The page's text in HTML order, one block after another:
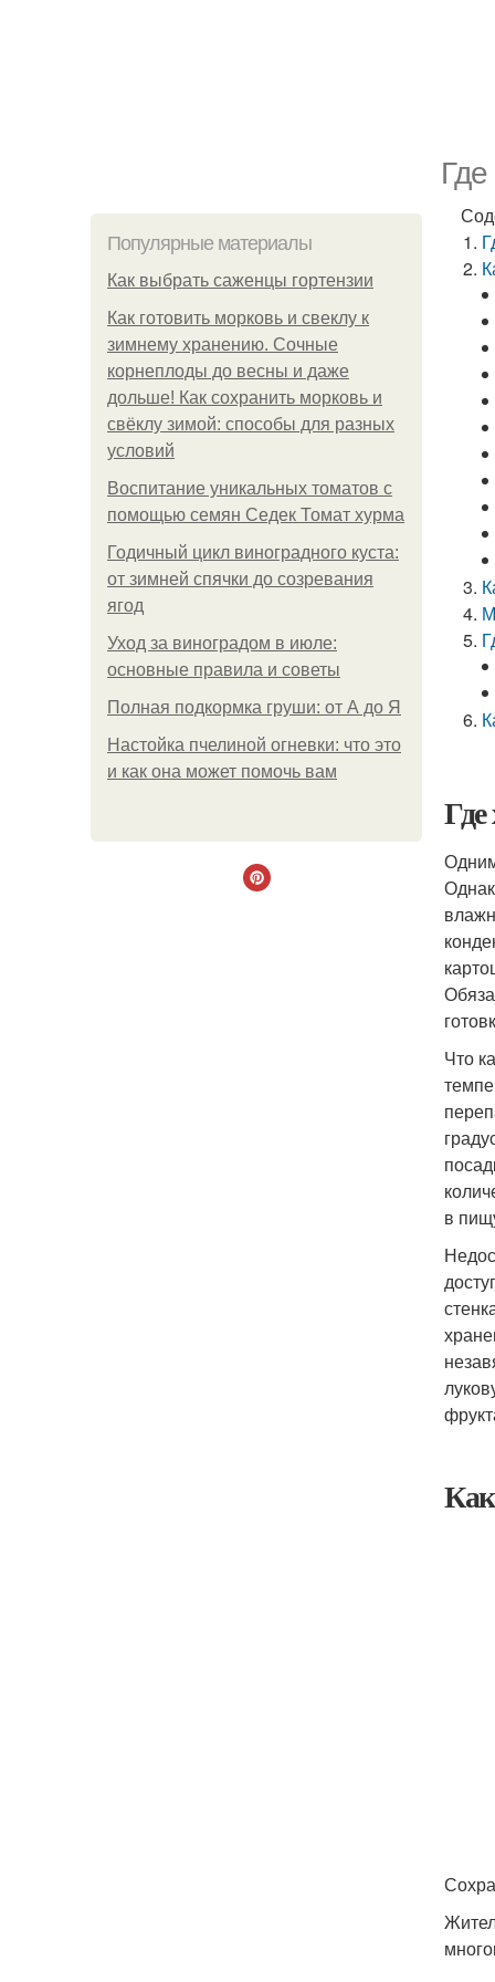
Популярные материалы
Как выбрать саженцы гортензии
Как готовить морковь и свеклу к
зимнему хранению. Сочные
корнеплоды до весны и даже
дольше! Как сохранить морковь и
свёклу зимой: способы для разных
условий
Воспитание уникальных томатов с
помощью семян Седек Томат хурма
Годичный цикл виноградного куста:
от зимней спячки до созревания
ягод
Уход за виноградом в июле:
основные правила и советы
Полная подкормка груши: от А до Я
Настойка пчелиной огневки: что это
и как она может помочь вам
Что
в